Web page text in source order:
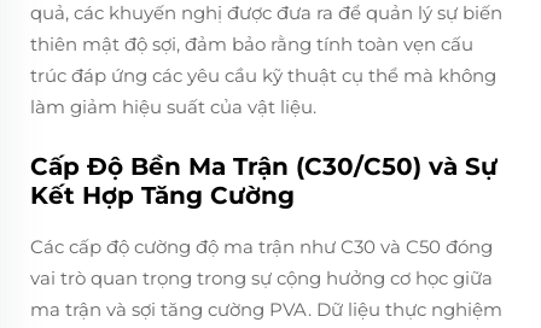
quả, các khuyến nghị được đưa ra để quản lý sự biến
thiên mật độ sợi, đảm bảo rằng tính toàn vẹn cấu
trúc đáp ứng các yêu cầu kỹ thuật cụ thể mà không
làm giảm hiệu suất của vật liệu.
Cấp Độ Bền Ma Trận (C30/C50) và Sự
Kết Hợp Tăng Cường
Các cấp độ cường độ ma trận như C30 và C50 đóng
vai trò quan trọng trong sự cộng hưởng cơ học giữa
ma trận và sợi tăng cường PVA. Dữ liệu thực nghiệm